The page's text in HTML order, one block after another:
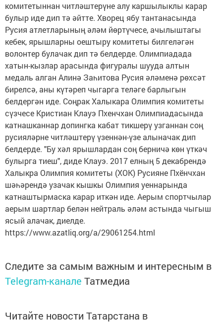
комитетыннан читләштерүне алу каршылыклы карар
булыр иде дип тә әйтте. Хворец ябу тантанасында
Русия атлетларының әләм йөртүчесе, ачылыштагы
кебек, ярышларны оештыру комитеты билгеләгән
волонтер булачак дип тә белдерде. Олимпиадада
хатын-кызлар арасында фигуралы шууда алтын
медаль алган Алинә Заһитова Русия әләменә рөхсәт
бирелсә, аны күтәреп чыгарга теләге барлыгын
белдергән иде. Соңрак Халыкара Олимпия комитеты
сүзчесе Кристиан Клауэ Пхенчхан Олимпиадасында
катнашканнар допингка кабат тикшерү узганнан соң
русияләрне читләштерү үзеннән-үзе алыначак дип
белдерде. "Бу хәл ярышлардан соң берничә көн үткәч
булырга тиеш", диде Клауэ. 2017 елның 5 декабрендә
Халыкра Олимпия комитеты (ХОК) Русияне Пхёнчхан
шәһәрендә узачак кышкы Олимпия уеннарында
катнаштырмаска карар иткән иде. Аерым спортчылар
аерым шартлар белән нейтраль әләм астында чыгыш
ясый алачак, диелде.
https://www.azatliq.org/a/29061254.html
Следите за самым важным и интересным в
Telegram-канале Татмедиа
Читайте новости Татарстана в